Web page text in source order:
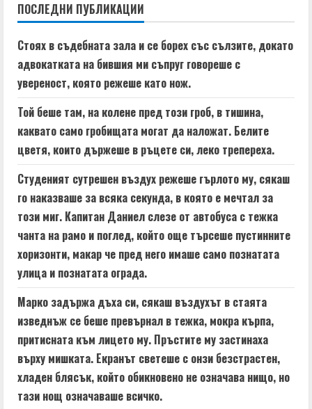
u
e
R
e
a
d
i
n
g
ПОСЛЕДНИ ПУБЛИКАЦИИ
Стоях в съдебната зала и се борех със сълзите, докато
адвокатката на бившия ми съпруг говореше с
увереност, която режеше като нож.
Той беше там, на колене пред този гроб, в тишина,
каквато само гробищата могат да наложат. Белите
цветя, които държеше в ръцете си, леко трепереха.
Студеният сутрешен въздух режеше гърлото му, сякаш
го наказваше за всяка секунда, в която е мечтал за
този миг. Капитан Даниел слезе от автобуса с тежка
чанта на рамо и поглед, който още търсеше пустинните
хоризонти, макар че пред него имаше само познатата
улица и познатата ограда.
Марко задържа дъха си, сякаш въздухът в стаята
изведнъж се беше превърнал в тежка, мокра кърпа,
притисната към лицето му. Пръстите му застинаха
върху мишката. Екранът светеше с онзи безстрастен,
хладен блясък, който обикновено не означава нищо, но
тази нощ означаваше всичко.